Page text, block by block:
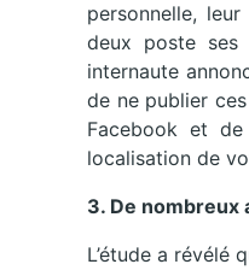
personnelle,
deux poste ses
internaute
de ne publier
Facebook et
localisation de
3. De nombreux
L’étude a révélé